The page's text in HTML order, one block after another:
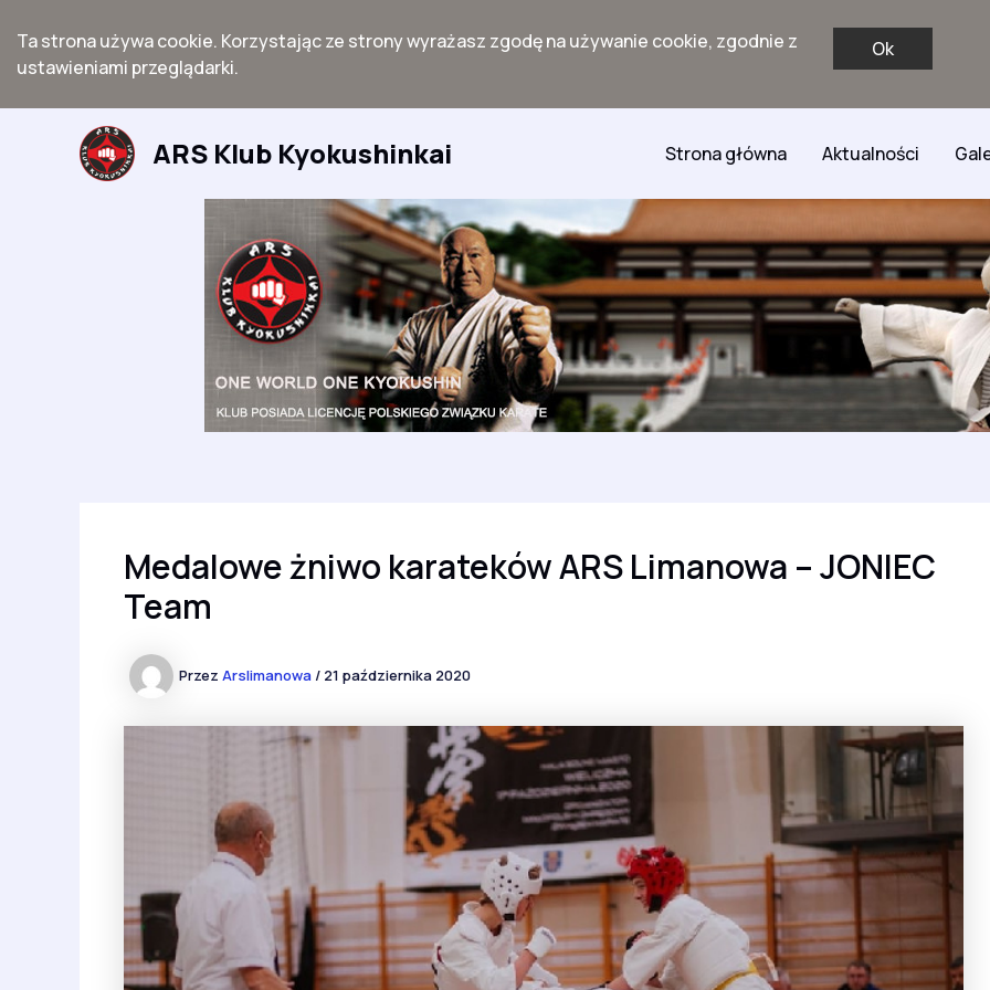
Ta strona używa cookie. Korzystając ze strony wyrażasz zgodę na używanie cookie, zgodnie z
ustawieniami przeglądarki.
Ok
ARS Klub Kyokushinkai Strona główna Aktualności
Medalowe żniwo karateków ARS Limanowa – JONIEC
Team
Przez Arslimanowa / 21 października 2020